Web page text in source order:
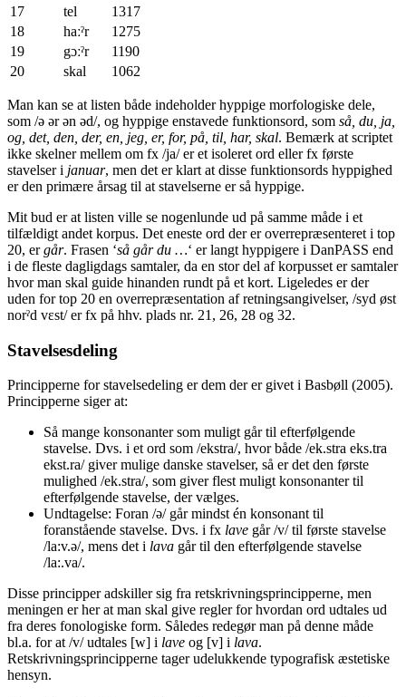
17
tel
1317
18
haːˀr
1275
19
gɔːˀr
1190
20
skal 1062
Man kan se at listen både indeholder hyppige morfologiske dele,
som /ə ər ən əd/, og hyppige enstavede funktionsord, som så, du, ja,
og, det, den, der, en, jeg, er, for, på, til, har, skal. Bemærk at scriptet
ikke skelner mellem om fx /ja/ er et isoleret ord eller fx første
stavelser i januar, men det er klart at disse funktionsords hyppighed
er den primære årsag til at stavelserne er så hyppige.
Mit bud er at listen ville se nogenlunde ud på samme måde i et
tilfældigt andet korpus. Det eneste ord der er overrepræsenteret i top
20, ergår. Frasen ‘så går du …‘ er langt hyppigere i DanPASS end
i de fleste dagligdags samtaler, da en stor del af korpusset er samtaler
hvor man skal guide hinanden rundt på et kort. Ligeledes er der
uden for top 20 en overrepræsentation af retningsangivelser, /syd øst
norˀd vɛst/ er fx på hhv. plads nr. 21, 26, 28 og 32.
Stavelsesdeling
Principperne for stavelsedeling er dem der er givet i Basbøll (2005).
Principperne siger at:
Så mange konsonanter som muligt går til efterfølgende
stavelse. Dvs. i et ord som /ekstra/, hvor både /ek.stra eks.tra
ekst.ra/ giver mulige danske stavelser, så er det den første
mulighed /ek.stra/, som giver flest muligt konsonanter til
efterfølgende stavelse, der vælges.
Undtagelse: Foran /ə/ går mindst én konsonant til
foranstående stavelse. Dvs. i fx lave går /v/ til første stavelse
/la:v.ə/, mens det i lava går til den efterfølgende stavelse
/la:.va/.
Disse principper adskiller sig fra retskrivningsprincipperne, men
meningen er her at man skal give regler for hvordan ord udtales ud
fra deres fonologiske form. Således redegør man på denne måde
bl.a. for at /v/ udtales [w] i lave og [v] i lava.
Retskrivningsprincipperne tager udelukkende typografisk æstetiske
hensyn.